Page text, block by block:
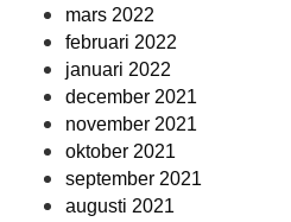
mars 2022
februari 2022
januari 2022
december 2021
november 2021
oktober 2021
september 2021
augusti 2021